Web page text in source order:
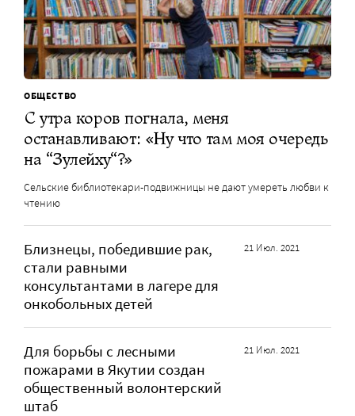
ОБЩЕСТВО
С утра коров погнала, меня
останавливают: «Ну что там моя очередь
на “Зулейху“?»
Сельские библиотекари-подвижницы не дают умереть любви к
чтению
Близнецы, победившие рак,
стали равными
консультантами в лагере для
онкобольных детей
21 Июл. 2021
Для борьбы с лесными
пожарами в Якутии создан
общественный волонтерский
штаб
21 Июл. 2021